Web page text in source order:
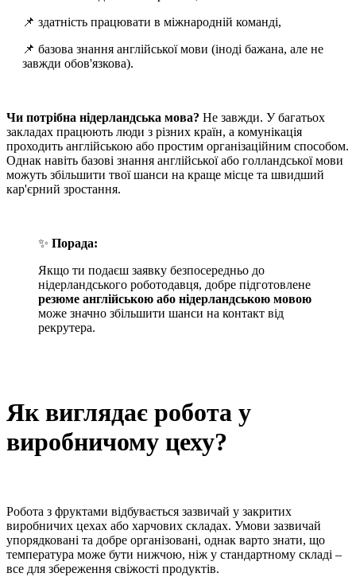
📌 здатність працювати в міжнародній команді,
📌 базова знання англійської мови (іноді бажана, але не
завжди обов'язкова).
Чи потрібна нідерландська мова? Не завжди. У багатьох
закладах працюють люди з різних країн, а комунікація
проходить англійською або простим організаційним способом.
Однак навіть базові знання англійської або голландської мови
можуть збільшити твої шанси на краще місце та швидший
кар'єрний зростання.
✨ Порада:
Якщо ти подаєш заявку безпосередньо до
нідерландського роботодавця, добре підготовлене
резюме англійською або нідерландською мовою
може значно збільшити шанси на контакт від
рекрутера.
Як виглядає робота у
виробничому цеху?
Робота з фруктами відбувається зазвичай у закритих
виробничих цехах або харчових складах. Умови зазвичай
упорядковані та добре організовані, однак варто знати, що
температура може бути нижчою, ніж у стандартному складі –
все для збереження свіжості продуктів.